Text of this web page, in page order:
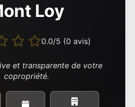
Loy
0.0/5 (0 avis)
et transparente de votre
copropriété.